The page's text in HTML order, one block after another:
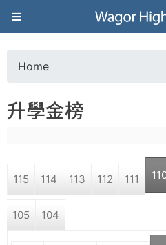
Jump to
葳
格
高
學
o
a
r
Home
升學金榜
115 114 113 112 111
105 104